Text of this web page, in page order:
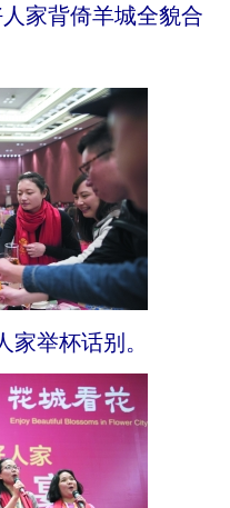
家背倚羊城全貌合
家举杯话别。